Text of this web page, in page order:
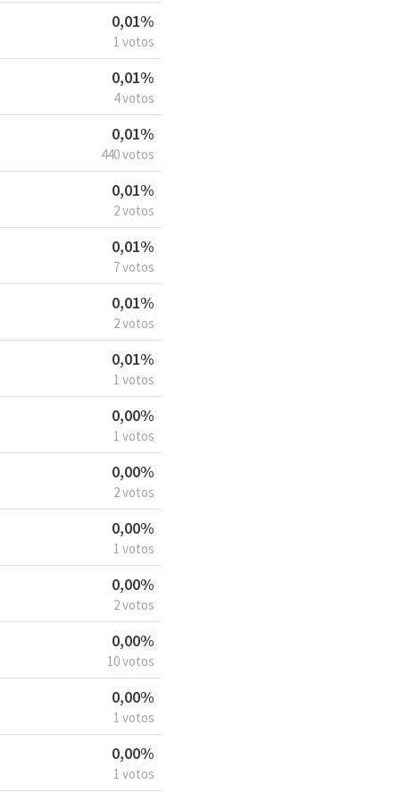
0,01%
1 votos
0,01%
4 votos
0,01%
440 votos
0,01%
2 votos
0,01%
7 votos
0,01%
2 votos
0,01%
1 votos
0,00%
1 votos
0,00%
2 votos
0,00%
1 votos
0,00%
2 votos
0,00%
10 votos
0,00%
1 votos
0,00%
1 votos